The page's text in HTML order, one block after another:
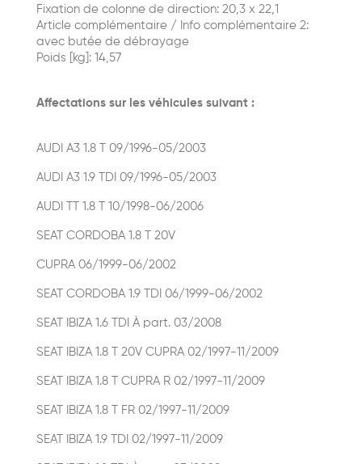
Fixation de colonne de direction: 20,3 x 22,1
Article complémentaire / Info complémentaire 2:
avec butée de débrayage
Poids [kg]: 14,57
Affectations sur les véhicules suivant :
AUDI A3 1.8 T 09/1996-05/2003
AUDI A3 1.9 TDI 09/1996-05/2003
AUDI TT 1.8 T 10/1998-06/2006
SEAT CORDOBA 1.8 T 20V
CUPRA 06/1999-06/2002
SEAT CORDOBA 1.9 TDI 06/1999-06/2002
SEAT IBIZA 1.6 TDI À part. 03/2008
SEAT IBIZA 1.8 T 20V CUPRA 02/1997-11/2009
SEAT IBIZA 1.8 T CUPRA R 02/1997-11/2009
SEAT IBIZA 1.8 T FR 02/1997-11/2009
SEAT IBIZA 1.9 TDI 02/1997-11/2009